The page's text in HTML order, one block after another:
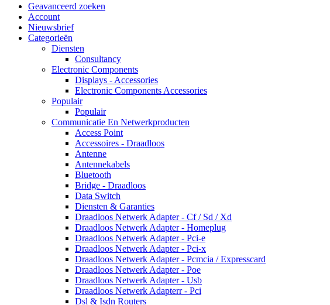
Geavanceerd zoeken
Account
Nieuwsbrief
Categorieën
Diensten
Consultancy
Electronic Components
Displays - Accessories
Electronic Components Accessories
Populair
Populair
Communicatie En Netwerkproducten
Access Point
Accessoires - Draadloos
Antenne
Antennekabels
Bluetooth
Bridge - Draadloos
Data Switch
Diensten & Garanties
Draadloos Netwerk Adapter - Cf / Sd / Xd
Draadloos Netwerk Adapter - Homeplug
Draadloos Netwerk Adapter - Pci-e
Draadloos Netwerk Adapter - Pci-x
Draadloos Netwerk Adapter - Pcmcia / Expresscard
Draadloos Netwerk Adapter - Poe
Draadloos Netwerk Adapter - Usb
Draadloos Netwerk Adapterr - Pci
Dsl & Isdn Routers